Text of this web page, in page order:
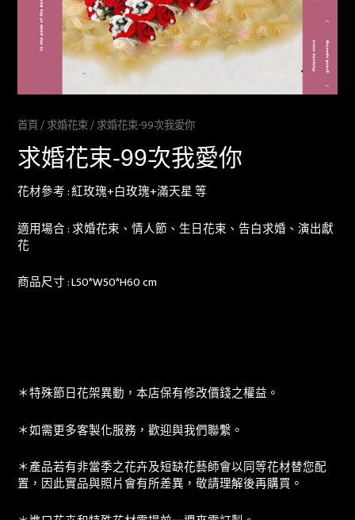
首頁/求婚花束/ 求婚花束-99次我愛你
求婚花束-99次我愛你
花材參考 : 紅玫瑰+白玫瑰+滿天星 等
適用場合 : 求婚花束、情人節、生日花束、告白求婚、演出獻
花
商品尺寸 : L50*W50*H60 cm
＊特殊節日花架異動，本店保有修改價錢之權益。
＊如需更多客製化服務，歡迎與我們聯繫。
＊產品若有非當季之花卉及短缺花藝師會以同等花材替您配
置，因此實品與照片會有所差異，敬請理解後再購買。